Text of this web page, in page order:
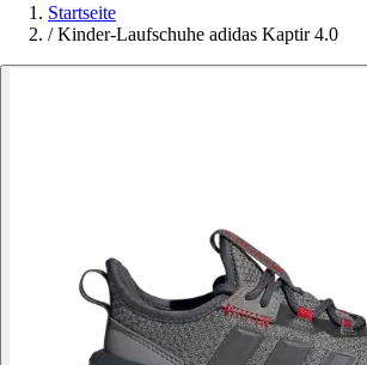
Startseite
/ Kinder-Laufschuhe adidas Kaptir 4.0